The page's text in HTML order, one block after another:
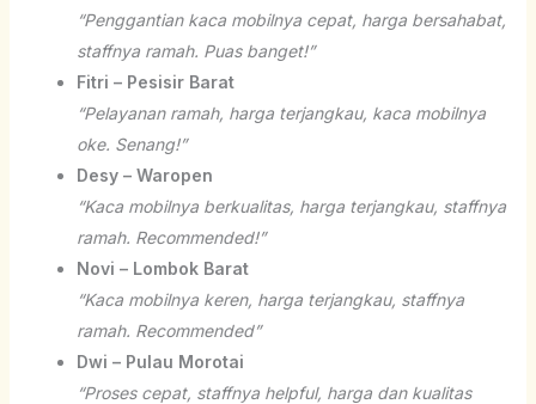
“Penggantian kaca mobilnya cepat, harga bersahabat,
staffnya ramah. Puas banget!”
Fitri – Pesisir Barat
“Pelayanan ramah, harga terjangkau, kaca mobilnya
oke. Senang!”
Desy – Waropen
“Kaca mobilnya berkualitas, harga terjangkau, staffnya
ramah. Recommended!”
Novi – Lombok Barat
“Kaca mobilnya keren, harga terjangkau, staffnya
ramah. Recommended”
Dwi – Pulau Morotai
“Proses cepat, staffnya helpful, harga dan kualitas